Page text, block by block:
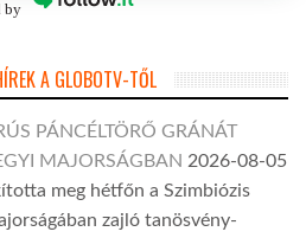
by
A GLOBOTV-TŐL
PÁNCÉLTÖRŐ GRÁNÁT
MAJORSÁGBAN 2026-08-05
meg hétfőn a Szimbiózis
zajló tanösvény-